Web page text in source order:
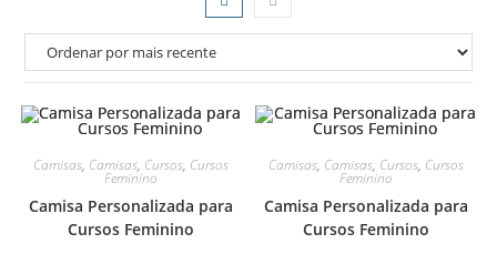
Camisas, Camisas, Cursos, Cursos
Feminino
Camisa Personalizada para
Cursos Feminino
Camisas, Camisas, Cursos, Cursos
Feminino
Camisa Personalizada para
Cursos Feminino